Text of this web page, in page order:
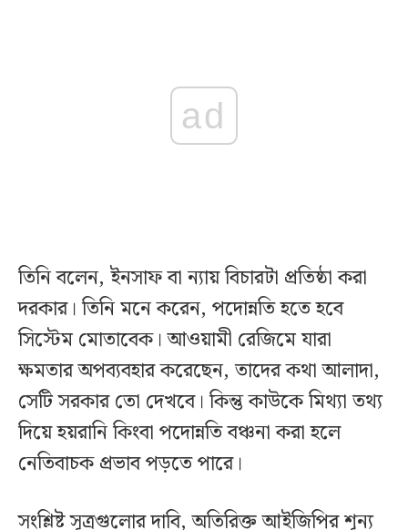
ad
তিনি বলেন, ইনসাফ বা ন্যায় বিচারটা প্রতিষ্ঠা করা
দরকার। তিনি মনে করেন, পদোন্নতি হতে হবে
সিস্টেম মোতাবেক। আওয়ামী রেজিমে যারা
ক্ষমতার অপব্যবহার করেছেন, তাদের কথা আলাদা,
সেটি সরকার তো দেখবে। কিন্তু কাউকে মিথ্যা তথ্য
দিয়ে হয়রানি কিংবা পদোন্নতি বঞ্চনা করা হলে
নেতিবাচক প্রভাব পড়তে পারে।
সংশ্লিষ্ট সূত্রগুলোর দাবি, অতিরিক্ত আইজিপির শূন্য